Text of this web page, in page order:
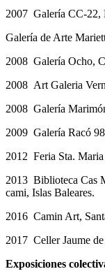
2007 Galería CC-22,
Galería de Arte
2008 Galería Ocho,
2008 Art Galeria
2008 Galería
2009 Galería Racó
2012 Feria Sta.
2013 Biblioteca Cas
cami, Islas Baleares.
2016 Camin Art,
2017 Celler Jaume
Exposiciones